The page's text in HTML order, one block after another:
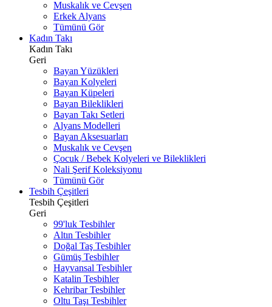
Muskalık ve Cevşen
Erkek Alyans
Tümünü Gör
Kadın Takı
Kadın Takı
Geri
Bayan Yüzükleri
Bayan Kolyeleri
Bayan Küpeleri
Bayan Bileklikleri
Bayan Takı Setleri
Alyans Modelleri
Bayan Aksesuarları
Muskalık ve Cevşen
Çocuk / Bebek Kolyeleri ve Bileklikleri
Nali Şerif Koleksiyonu
Tümünü Gör
Tesbih Çeşitleri
Tesbih Çeşitleri
Geri
99'luk Tesbihler
Altın Tesbihler
Doğal Taş Tesbihler
Gümüş Tesbihler
Hayvansal Tesbihler
Katalin Tesbihler
Kehribar Tesbihler
Oltu Taşı Tesbihler